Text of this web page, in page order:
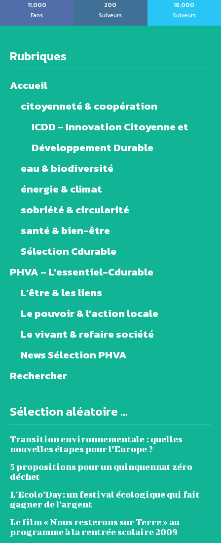
11,000
Fans
200
Suiveurs
18,000
Suiveurs
Rubriques
Accueil
citoyenneté & coopération
ICDD – Innovation Citoyenne et
Développement Durable
eau & biodiversité
énergie & climat
sobriété & circularité
santé & bien-être
Sélection Cdurable
PHVA – L’essentiel-Cdurable
L’être & les liens
Le pouvoir & l’action locale
Le vivant & refaire société
News Sélection PHVA
Rechercher
Sélection aléatoire ...
Transition environnementale : quelles
nouvelles étapes pour l’Europe ?
5 propositions pour un quinquennat zéro
déchet
L’Ecolo’Day: un festival écologique qui fait
gagner de l’argent
Le film « Nous resterons sur Terre » au
programme à la rentrée scolaire 2009